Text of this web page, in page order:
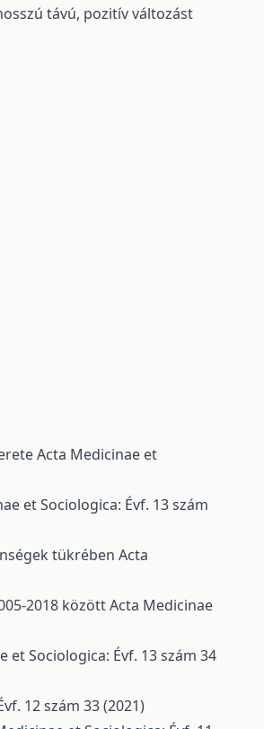
távú, pozitív változást
Acta Medicinae et
et Sociologica: Évf. 13 szám
tükrében Acta
2018 közöttActa Medicinae
et Sociologica: Évf. 13 szám 34
12 szám 33 (2021)